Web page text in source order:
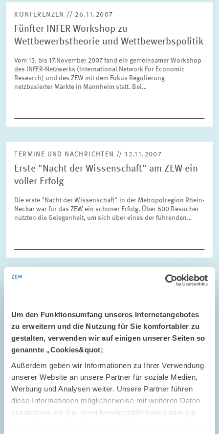
Um den Funktionsumfang unseres Internetangebotes
zu erweitern und die Nutzung für Sie komfortabler zu
gestalten, verwenden wir auf einigen unserer Seiten so
genannte „Cookies&quot;
Außerdem geben wir Informationen zu Ihrer Verwendung
unserer Website an unsere Partner für soziale Medien,
Werbung und Analysen weiter. Unsere Partner führen
diese Informationen möglicherweise mit weiteren Daten
zusammen, die Sie ihnen bereitgestellt haben oder die
sie im Rahmen Ihrer Nutzung der Dienste gesammelt
ZURÜCKSETZEN
KONFERENZEN // 26.11.2007
Fünfter INFER Workshop zu
Wettbewerbstheorie und Wettbewerbspolitik
Vom 15. bis 17.November 2007 fand ein gemeinsamer Workshop
des INFER-Netzwerks (International Network For Economic
Research) und des ZEW mit dem Fokus Regulierung
netzbasierter Märkte in Mannheim statt. Bei…
TERMINE UND NACHRICHTEN // 12.11.2007
Erste "Nacht der Wissenschaft" am ZEW ein
voller Erfolg
Die erste "Nacht der Wissenschaft" in der Metropolregion Rhein-
Neckar war für das ZEW ein schöner Erfolg. Über 600 Besucher
nutzten die Gelegenheit, um sich über eines der führenden…
"Finanzmarktkrise"
Die Konjunkturerwartungen der Finanzmarktexperten, die das
ZEW monatlich befragt, haben sich Mitte Oktober nicht weiter
verschlechtert, liegen indes deutlich unterhalb des historischen
WORKSHOP // 23.10.2007